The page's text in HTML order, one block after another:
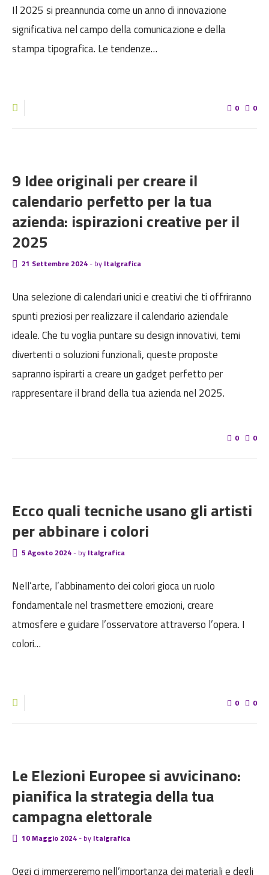
Il 2025 si preannuncia come un anno di innovazione
significativa nel campo della comunicazione e della
stampa tipografica. Le tendenze…
0
0
9 Idee originali per creare il
calendario perfetto per la tua
azienda: ispirazioni creative per il
2025
21 Settembre 2024- by Italgrafica
Una selezione di calendari unici e creativi che ti offriranno
spunti preziosi per realizzare il calendario aziendale
ideale. Che tu voglia puntare su design innovativi, temi
divertenti o soluzioni funzionali, queste proposte
sapranno ispirarti a creare un gadget perfetto per
rappresentare il brand della tua azienda nel 2025.
0
0
Ecco quali tecniche usano gli artisti
per abbinare i colori
5 Agosto 2024- by Italgrafica
Nell’arte, l’abbinamento dei colori gioca un ruolo
fondamentale nel trasmettere emozioni, creare
atmosfere e guidare l’osservatore attraverso l’opera. I
colori…
0
0
Le Elezioni Europee si avvicinano:
pianifica la strategia della tua
campagna elettorale
10 Maggio 2024- by Italgrafica
Oggi ci immergeremo nell’importanza dei materiali e degli